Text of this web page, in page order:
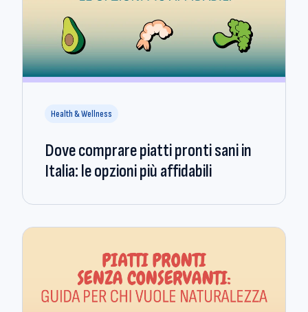
Health & Wellness
Dove comprare piatti pronti sani in
Italia: le opzioni più affidabili